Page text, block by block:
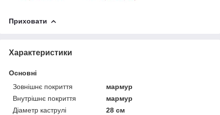
Приховати
Характеристики
Основні
Зовнішнє покриття
мармур
Внутрішнє покриття
мармур
Діаметр каструлі
28 см